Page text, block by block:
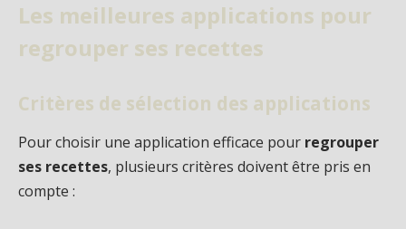
Les meilleures applications pour
regrouper ses recettes
Critères de sélection des applications
Pour choisir une application efficace pour regrouper
ses recettes, plusieurs critères doivent être pris en
compte :